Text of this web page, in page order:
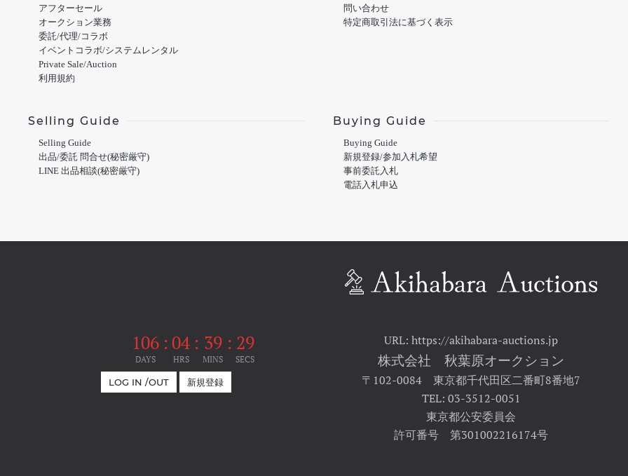
アフターセール
オークション業務
委託/代理/コラボ
イベントコラボ/システムレンタル
Private Sale/Auction
利用規約
問い合わせ
特定商取引法に基づく表示
Selling Guide
Selling Guide
出品/委託 問合せ(秘密厳守)
LINE 出品相談(秘密厳守)
Buying Guide
Buying Guide
新規登録/参加入札希望
事前委託入札
電話入札申込
106
DAYS
: 04
HRS
: 39
MINS
: 28
SECS
LOG IN /OUT 新規登録
URL: https://akihabara-auctions.jp
株式会社 秋葉原オークション
〒102-0084 東京都千代田区二番町8番地7
TEL: 03-3512-0051
東京都公安委員会
許可番号 第301002216174号